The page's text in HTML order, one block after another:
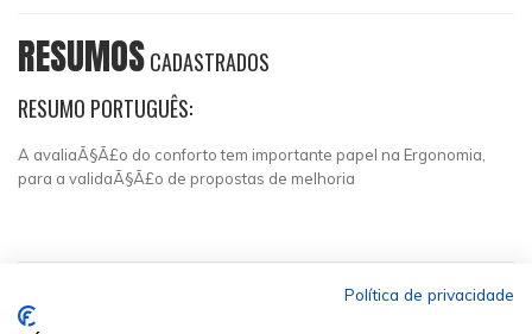
RESUMOSCADASTRADOS
RESUMO PORTUGUÊS:
A avaliaÃ§Ã£o do conforto tem importante papel na Ergonomia,
para a validaÃ§Ã£o de propostas de melhoria
Política de privacidade